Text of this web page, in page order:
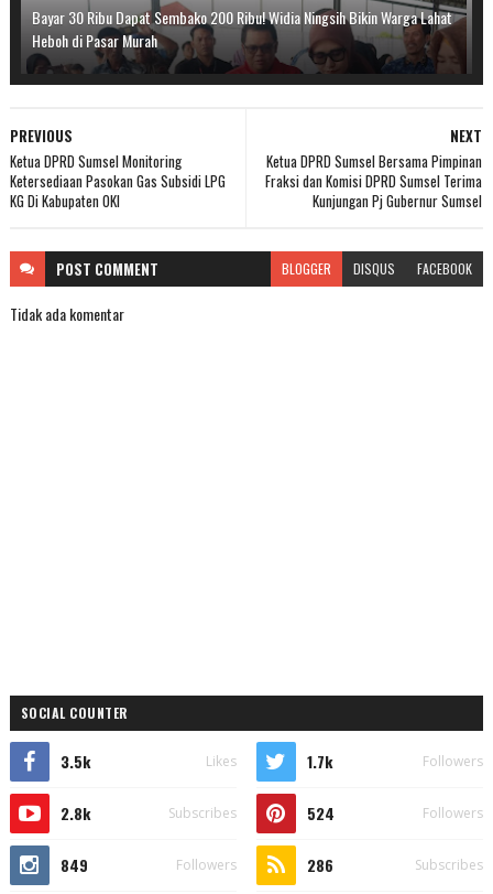
Bayar 30 Ribu Dapat Sembako 200 Ribu! Widia Ningsih Bikin Warga Lahat
Heboh di Pasar Murah
NEXT
Ketua DPRD Sumsel Bersama Pimpinan
Fraksi dan Komisi DPRD Sumsel Terima
Kunjungan Pj Gubernur Sumsel
PREVIOUS
Ketua DPRD Sumsel Monitoring
Ketersediaan Pasokan Gas Subsidi LPG
KG Di Kabupaten OKI
POST COMMENT BLOGGER DISQUS FACEBOOK
Tidak ada komentar
SOCIAL COUNTER
3.5k Likes 1.7k Followers
2.8k Subscribes 524 Followers
849 Followers 286 Subscribes